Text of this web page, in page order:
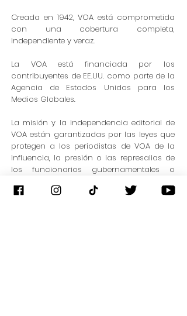
Creada en 1942, VOA está comprometida
con una cobertura completa,
independiente y veraz.
La VOA está financiada por los
contribuyentes de EE.UU. como parte de la
Agencia de Estados Unidos para los
Medios Globales.
La misión y la independencia editorial de
VOA están garantizadas por las leyes que
protegen a los periodistas de VOA de la
influencia, la presión o las represalias de
los funcionarios gubernamentales o